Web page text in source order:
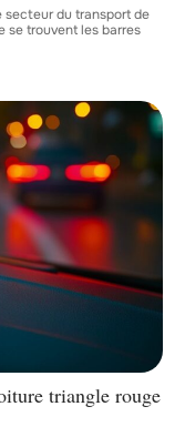
secteur du transport de
trouvent les barres
triangle rouge